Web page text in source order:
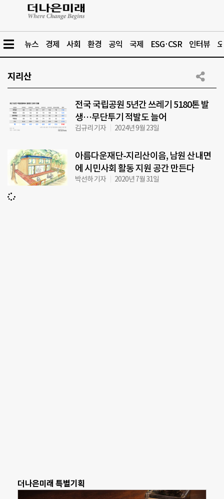
뉴스 경제 사회 환경 공익 국제 ESG·CSR 인터뷰
지리산
전국 국립공원 5년간 쓰레기 5180톤 발
생…무단투기 적발도 늘어
김규리 기자 2024년 9월 23일
아름다운재단-지리산이음, 남원 산내면
에 시민사회 활동 지원 공간 만든다
박선하 기자 2020년 7월 31일
더나은미래 특별기획